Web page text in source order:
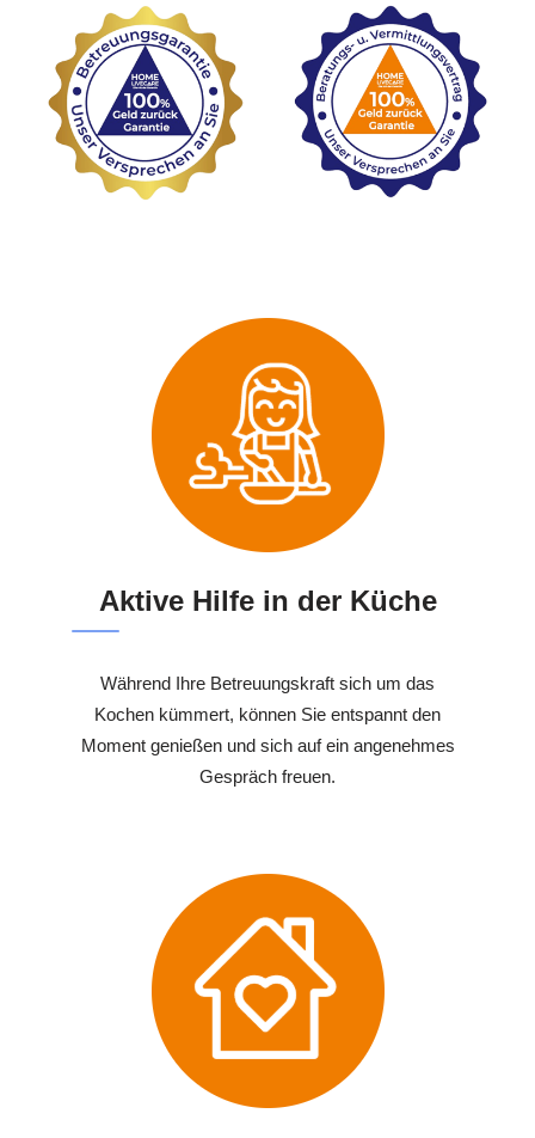
Aktive Hilfe in der Küche
Während Ihre Betreuungskraft sich um das
Kochen kümmert, können Sie entspannt den
Moment genießen und sich auf ein angenehmes
Gespräch freuen.